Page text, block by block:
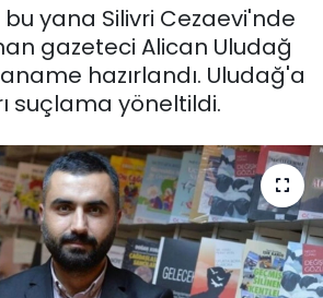
yana Silivri Cezaevi'nde
gazeteci Alican Uludağ
hazırlandı. Uludağ'a
suçlama yöneltildi.
Haberleri